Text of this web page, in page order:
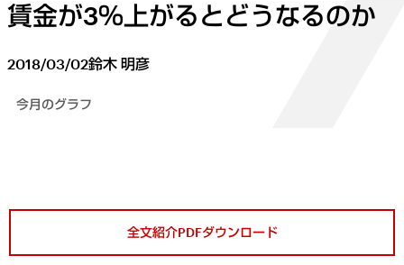
賃金が3％上がるとどうなるのか
2018/03/02鈴木 明彦
今月のグラフ
全文紹介PDFダウンロード